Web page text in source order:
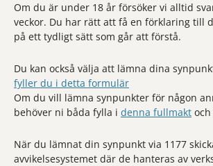
Om du är under 18 år försöker vi alltid
veckor. Du har rätt att få en förklaring till
på ett tydligt sätt som går att förstå.
Du kan också välja att lämna dina
fyller du i detta formulär
Om du vill lämna synpunkter för någon
behöver ni båda fylla i denna fullmakt
När du lämnat din synpunkt via 1177
avvikelsesystemet där de hanteras av